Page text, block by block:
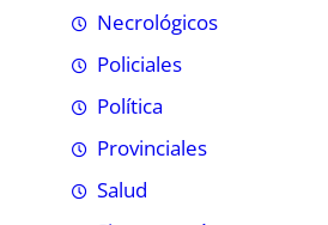
Necrológicos
Policiales
Política
Provinciales
Salud